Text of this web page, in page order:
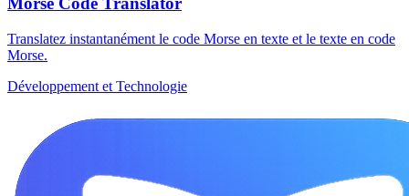
Translatez instantanément le code Morse en texte et le texte en code
Morse.
Développement et Technologie